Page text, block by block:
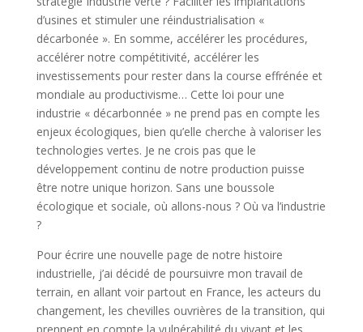
d’usines et stimuler une réindustrialisation «
décarbonée ». En somme, accélérer les procédures,
accélérer notre compétitivité, accélérer les
investissements pour rester dans la course effrénée et
mondiale au productivisme… Cette loi pour une
industrie « décarbonnée » ne prend pas en compte les
enjeux écologiques, bien qu’elle cherche à valoriser les
technologies vertes. Je ne crois pas que le
développement continu de notre production puisse
être notre unique horizon. Sans une boussole
écologique et sociale, où allons-nous ? Où va l’industrie
?
Pour écrire une nouvelle page de notre histoire
industrielle, j’ai décidé de poursuivre mon travail de
terrain, en allant voir partout en France, les acteurs du
changement, les chevilles ouvrières de la transition, qui